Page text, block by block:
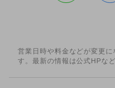
営業日時や料金などが変更
す。最新の情報は公式HPな